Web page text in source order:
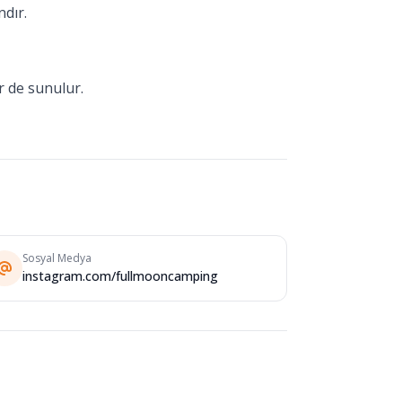
de sunulur.
bulunur. Restoranda kahvaltı
veya havuz başından izledikleri
ve hızlı desteği, konaklama
Sosyal Medya
instagram.com/fullmooncamping